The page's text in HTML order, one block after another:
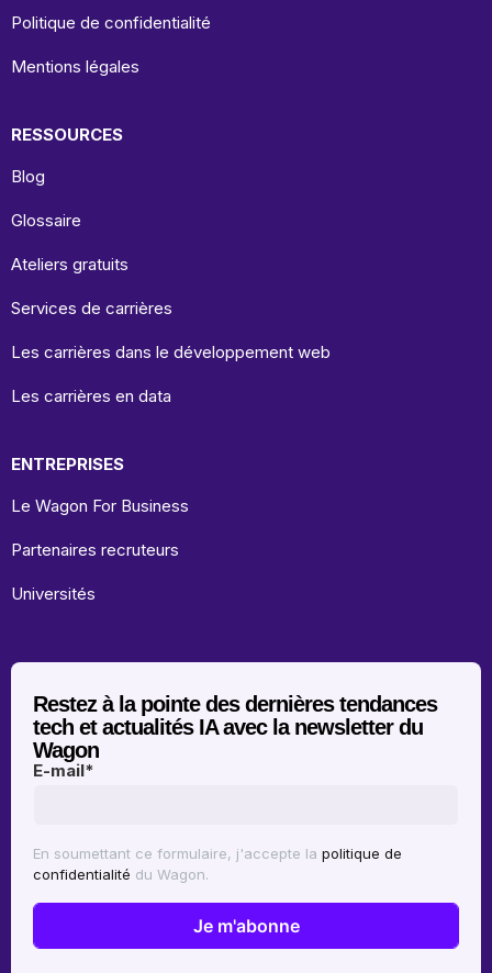
Politique de confidentialité
Mentions légales
RESSOURCES
Blog
Glossaire
Ateliers gratuits
Services de carrières
Les carrières dans le développement web
Les carrières en data
ENTREPRISES
Le Wagon For Business
Partenaires recruteurs
Universités
Restez à la pointe des dernières tendances
tech et actualités IA avec la newsletter du
Wagon
E-mail*
En soumettant ce formulaire, j'accepte la politique de
confidentialité du Wagon.